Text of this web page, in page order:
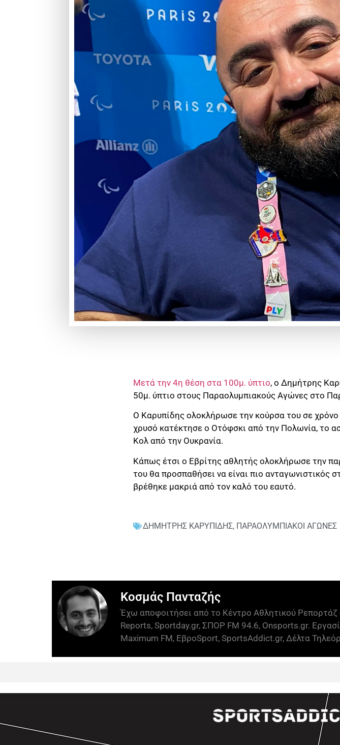
Μετά την 4η θέση στα 100μ. ύπτιο, ο Δημήτρης
50μ. ύπτιο στους Παραολυμπιακούς Αγώνες στο
Ο Καρυπίδης ολοκλήρωσε την κούρσα του σε
χρυσό κατέκτησε ο Οτόφσκι από την Πολωνία, το
Κολ από την Ουκρανία.
Κάπως έτσι ο Εβρίτης αθλητής ολοκλήρωσε την
του θα προσπαθήσει να είναι πιο ανταγωνιστικός
βρέθηκε μακριά από τον καλό του εαυτό.
ΔΗΜΗΤΡΗΣ ΚΑΡΥΠΙΔΗΣ, ΠΑΡΑΟΛΥΜΠΙΑΚΟΙ ΑΓΩΝΕΣ
Κοσμάς Πανταζής
Έχω αποφοιτήσει από το Κέντρο Αθλητικού
Reports, Sportday.gr, ΣΠΟΡ FM 94.6, Onsports.gr.
Maximum FM, ΕβροSport, SportsAddict.gr, Δέλτα